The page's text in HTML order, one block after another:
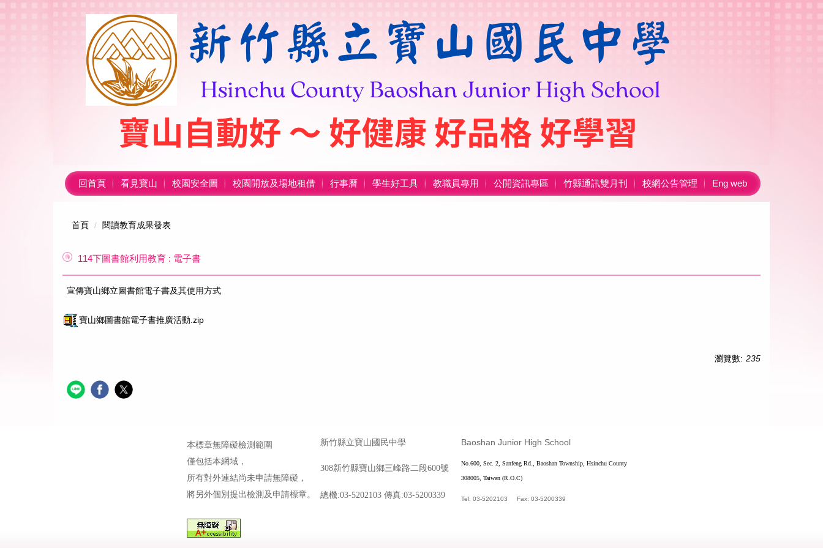
回首頁 看見寶山 校園安全圖 校園開放及場地租借 行事曆 學生好工具 教職員專用 公開資訊專區 竹縣通訊雙月刊 校網公告管理 Eng web
首頁 閱讀教育成果發表
114下圖書館利用教育 : 電子書
宣傳寶山鄉立圖書館電子書及其使用方式
寶山鄉圖書館電子書推廣活動.zip
瀏覽數: 235
本標章無障礙檢測範圍
僅包括本網域，
所有對外連結尚未申請無障礙，
將另外個別提出檢測及申請標章。
新竹縣立寶山國民中學
308新竹縣寶山鄉三峰路二段600號
總機:03-5202103 傳真:03-5200339
Baoshan Junior High School
No.600, Sec. 2, Sanfeng Rd., Baoshan Township, Hsinchu County
308005, Taiwan (R.O.C)
Tel: 03-5202103 Fax: 03-5200339